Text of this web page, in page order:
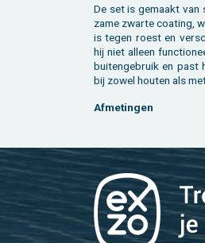
De set is ge­maakt
za­me zwar­te coa­ting,
is tegen roest en
hij niet al­leen
bui­ten­ge­bruik en past
bij zowel hou­ten als
Af­me­tin­gen